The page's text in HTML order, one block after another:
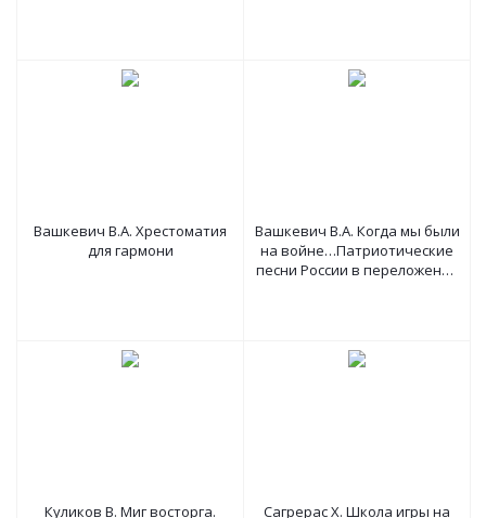
Вашкевич В.А. Хрестоматия
для гармони
Вашкевич В.А. Когда мы были
на войне…Патриотические
песни России в переложении
Куликов В. Миг восторга.
Сагрерас Х. Школа игры на